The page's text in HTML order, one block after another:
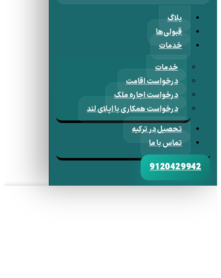
بلاگ
قبولی‌ها
خدمات
خدمات
درخواست اقامت
درخواست اجاره ملک
درخواست همکاری با اپلای لند
تحصیل در ترکیه
تماس با ما
9120429942